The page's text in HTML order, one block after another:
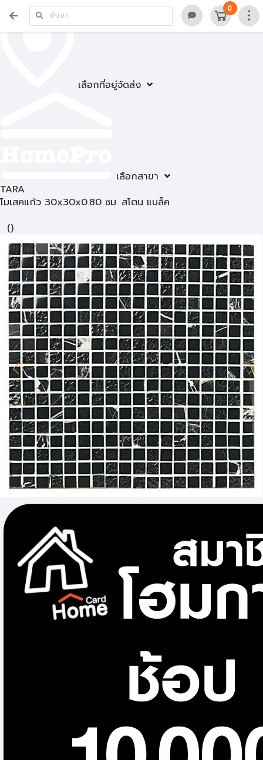
เลือกที่อยู่จัดส่ง
เลือกสาขา
0
TARA
โมเสคแก้ว 30x30x0.80 ซม. สโตน แบล็ค
()